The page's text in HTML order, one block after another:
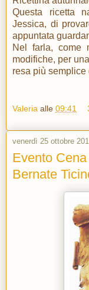
Questa ricetta
Jessica, di
appuntata
Nel farla, come
modifiche, per
resa più semplice
Valeria alle 09:41
venerdì 25 ottobre
Evento
Bernate